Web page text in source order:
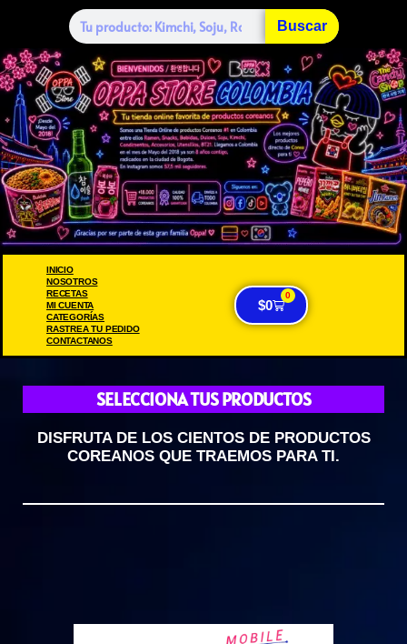
Buscar
INICIO
NOSOTROS
RECETAS
MI CUENTA
CATEGORÍAS
RASTREA TU PEDIDO
CONTACTANOS
$0
0
SELECCIONA TUS PRODUCTOS
DISFRUTA DE LOS CIENTOS DE PRODUCTOS
COREANOS QUE TRAEMOS PARA TI.